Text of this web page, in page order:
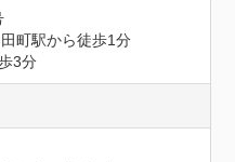
町駅から徒歩1分
3分